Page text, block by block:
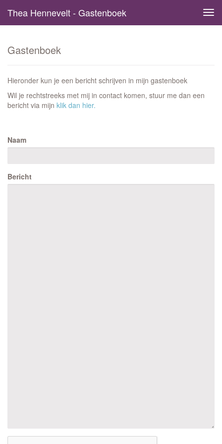
Thea Hennevelt - Gastenboek
Gastenboek
Hieronder kun je een bericht schrijven in mijn gastenboek
Wil je rechtstreeks met mij in contact komen, stuur me dan een
bericht via mijn klik dan hier.
Naam
Bericht